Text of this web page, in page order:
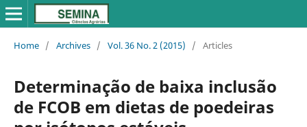
Home / Archives / Vol. 36 No. 2 (2015) / Articles
Determinação de baixa inclusão
de FCOB em dietas de poedeiras